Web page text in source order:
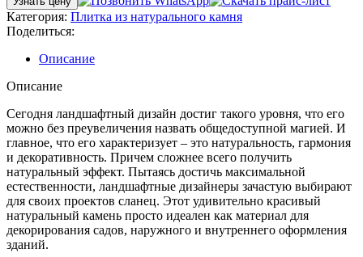
Категория: Плитка из натурального камня
Поделиться:
Описание
Описание
Сегодня ландшафтный дизайн достиг такого уровня, что его
можно без преувеличения назвать общедоступной магией. И
главное, что его характеризует – это натуральность, гармония
и декоративность. Причем сложнее всего получить
натуральный эффект. Пытаясь достичь максимальной
естественности, ландшафтные дизайнеры зачастую выбирают
для своих проектов сланец. Этот удивительно красивый
натуральный камень просто идеален как материал для
декорирования садов, наружного и внутреннего оформления
зданий.